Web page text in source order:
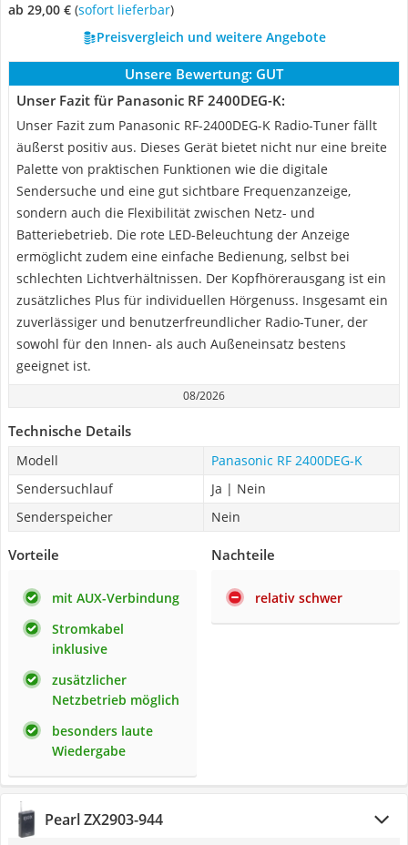
ab 29,00 € ( Sofort lieferbar)
Preisvergleich und weitere Angebote
Unsere Bewertung: GUT
Unser Fazit für Panasonic RF 2400DEG-K:
Unser Fazit zum Panasonic RF-2400DEG-K Radio-Tuner fällt
äußerst positiv aus. Dieses Gerät bietet nicht nur eine breite
Palette von praktischen Funktionen wie die digitale
Sendersuche und eine gut sichtbare Frequenzanzeige,
sondern auch die Flexibilität zwischen Netz- und
Batteriebetrieb. Die rote LED-Beleuchtung der Anzeige
ermöglicht zudem eine einfache Bedienung, selbst bei
schlechten Lichtverhältnissen. Der Kopfhörerausgang ist ein
zusätzliches Plus für individuellen Hörgenuss. Insgesamt ein
zuverlässiger und benutzerfreundlicher Radio-Tuner, der
sowohl für den Innen- als auch Außeneinsatz bestens
geeignet ist.
08/2026
Technische Details
Modell
Panasonic RF 2400DEG-K
Sendersuchlauf
Ja | Nein
Senderspeicher
Nein
Vorteile
mit AUX-Verbindung
Stromkabel
inklusive
zusätzlicher
Netzbetrieb möglich
besonders laute
Wiedergabe
Nachteile
relativ schwer
Pearl ZX2903-944